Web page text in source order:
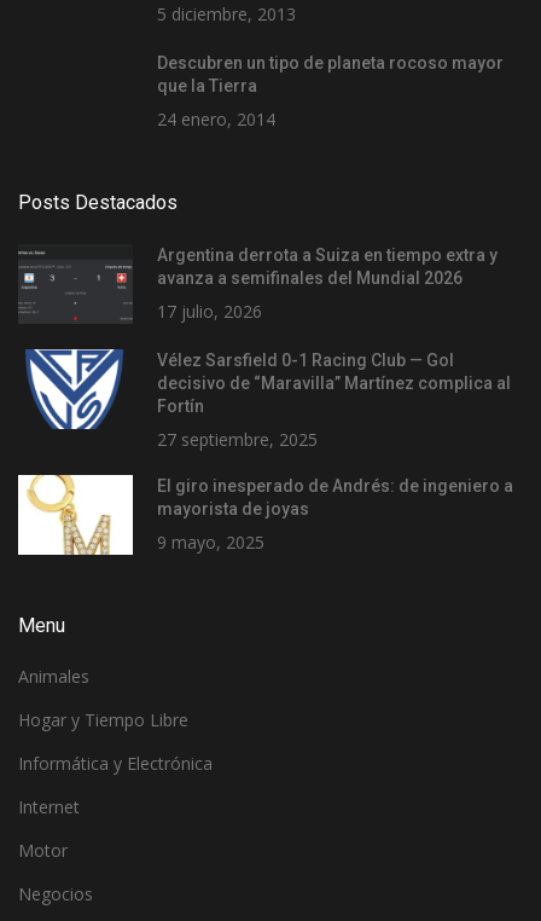
5 diciembre, 2013
Descubren un tipo de planeta rocoso mayor
que la Tierra
24 enero, 2014
Posts Destacados
Argentina derrota a Suiza en tiempo extra y
avanza a semifinales del Mundial 2026
17 julio, 2026
Vélez Sarsfield 0-1 Racing Club — Gol
decisivo de “Maravilla” Martínez complica al
Fortín
27 septiembre, 2025
El giro inesperado de Andrés: de ingeniero a
mayorista de joyas
9 mayo, 2025
Menu
Animales
Hogar y Tiempo Libre
Informática y Electrónica
Internet
Motor
Negocios